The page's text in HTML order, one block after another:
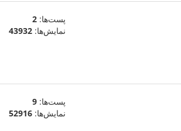
پست‌ها: 2
نمایش‌ها: 43932
پست‌ها: 9
نمایش‌ها: 52916